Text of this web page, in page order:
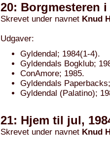
20: Borgmesteren
Skrevet under navnet Knud
Udgaver:
Gyldendal; 1984(1-4).
Gyldendals Bogklub;
ConAmore; 1985.
Gyldendals
Gyldendal (Palatino);
21: Hjem til jul,
Skrevet under navnet Knud